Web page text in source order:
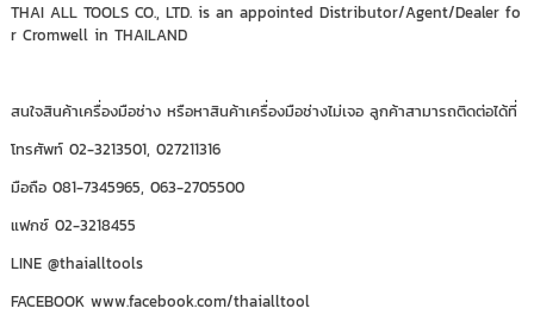
THAI ALL TOOLS CO., LTD. is an appointed Distributor/Agent/Dealer fo
r Cromwell in THAILAND
สนใจสินค้าเครื่องมือช่าง หรือหาสินค้าเครื่องมือช่างไม่เจอ ลูกค้าสามารถติดต่อได้ที่
โทรศัพท์ 02-3213501, 027211316
มือถือ 081-7345965, 063-2705500
แฟกซ์ 02-3218455
LINE @thaialltools
FACEBOOK www.facebook.com/thaialltool